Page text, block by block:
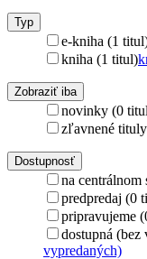
Typ
e-kniha (1
kniha (1 titul)
Zobraziť iba
novinky (0
zľavnené
Dostupnosť
na
predpredaj (0
pripravujeme
dostupná
vypredaných)